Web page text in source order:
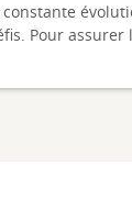
Pour assurer